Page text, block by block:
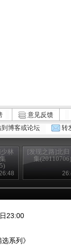
意见反馈
到博客或论坛 转
林
[发现之路]北归
集(20110706)
23:00
系列》